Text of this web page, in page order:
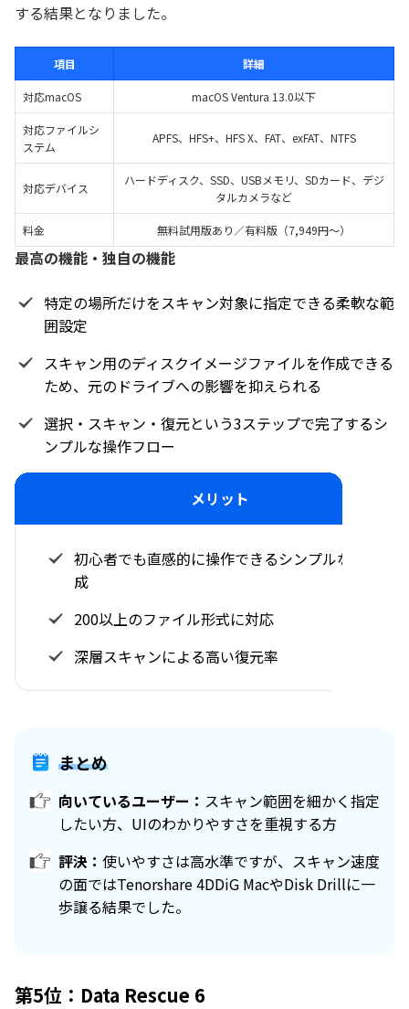
する結果となりました。
項目 詳細
対応macOS macOS Ventura 13.0以下
対応ファイルシ
ステム
APFS、HFS+、HFS X、FAT、exFAT、NTFS
対応デバイス
ハードディスク、SSD、USBメモリ、SDカード、デジ
タルカメラなど
料金 無料試用版あり／有料版（7,949円～）
最高の機能・独自の機能
特定の場所だけをスキャン対象に指定できる柔軟な範
囲設定
スキャン用のディスクイメージファイルを作成できる
ため、元のドライブへの影響を抑えられる
選択・スキャン・復元という3ステップで完了するシ
ンプルな操作フロー
メリット
初心者でも直感的に操作できるシンプルな画面構
成
200以上のファイル形式に対応
深層スキャンによる高い復元率
まとめ
向いているユーザー： スキャン範囲を細かく指定
したい方、UIのわかりやすさを重視する方
評決： 使いやすさは高水準ですが、スキャン速度
の面ではTenorshare 4DDiG MacやDisk Drillに一
歩譲る結果でした。
第5位：Data Rescue 6